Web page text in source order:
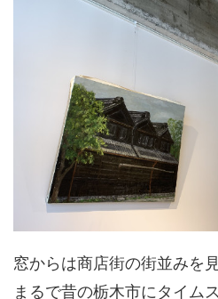
窓からは商店街の街並みを
まるで昔の栃木市にタイム